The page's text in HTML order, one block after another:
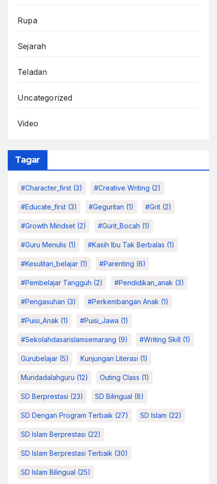
Rupa
Sejarah
Teladan
Uncategorized
Video
Tagar
#character_first (3) #Creative Writing (2)
#educate_first (3) #Geguritan (1) #grit (2)
#growth Mindset (2) #Gurit_Bocah (1)
#Guru Menulis (1) #kasih Ibu Tak Berbalas (1)
#kesulitan_belajar (1) #parenting (6)
#pembelajar Tangguh (2) #pendidikan_anak (3)
#pengasuhan (3) #Perkembangan Anak (1)
#Puisi_Anak (1) #Puisi_Jawa (1)
#sekolahdasarislamsemarang (9) #Writing Skill (1)
Gurubelajar (5) Kunjungan Literasi (1)
Muridadalahguru (12) Outing Class (1)
SD Berprestasi (23) SD Bilingual (8)
SD Dengan Program Terbaik (27) SD Islam (22)
SD Islam Berprestasi (22)
SD Islam Berprestasi Terbaik (30)
SD Islam Bilingual (25)